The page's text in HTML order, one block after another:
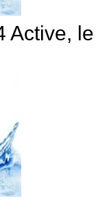
Active, le